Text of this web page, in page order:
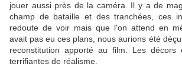
jouer aussi près de la caméra. Il y a de
champ de bataille et des tranchées, ces
redoute de voir mais que l'on attend en
avait pas eu ces plans, nous aurions été
reconstitution apporté au film. Les
terrifiantes de réalisme.